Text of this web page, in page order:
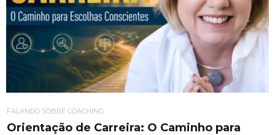
FALANDO SOBRE COACHING
Orientação de Carreira: O Caminho para